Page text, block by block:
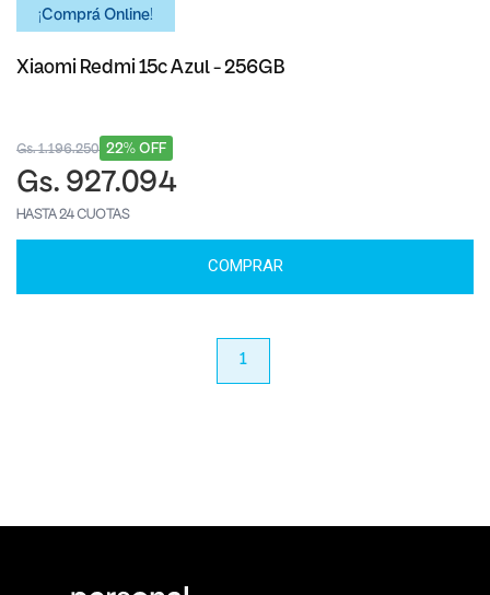
¡Comprá Online!
Xiaomi Redmi 15c Azul - 256GB
22% OFF
Gs. 1.196.250
Gs. 927.094
HASTA 24 CUOTAS
COMPRAR
1